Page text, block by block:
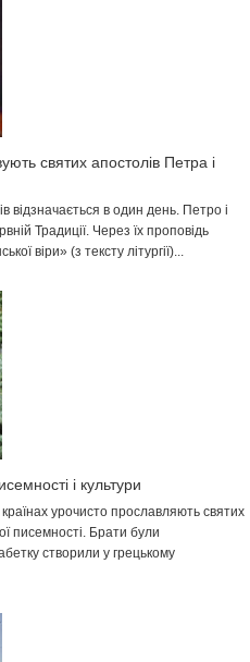
святих апостолів Петра і
відзначається в один день. Петро і
Традиції. Через їх проповідь
віри» (з тексту літургії)...
і культури
урочисто прославляють святих
писемності. Брати були
створили у грецькому